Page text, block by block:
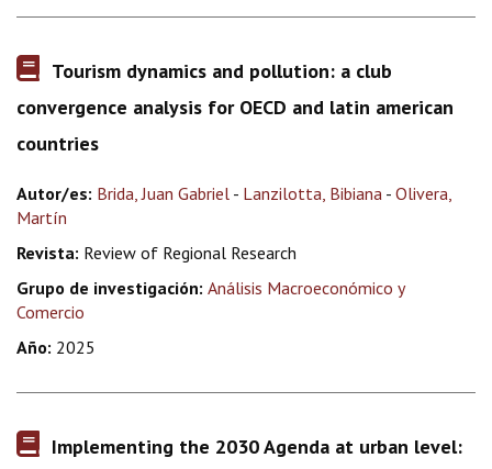
Tourism dynamics and pollution: a club
convergence analysis for OECD and latin american
countries
Autor/es: Brida, Juan Gabriel - Lanzilotta, Bibiana - Olivera,
Martín
Revista: Review of Regional Research
Grupo de investigación: Análisis Macroeconómico y
Comercio
Año: 2025
Implementing the 2030 Agenda at urban level: